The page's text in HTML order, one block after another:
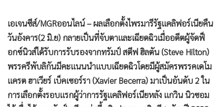
• อินโดจีน
• กองทุนรวม
• Celeb Online
• Factcheck
• ญี่ปุ่น
• News1